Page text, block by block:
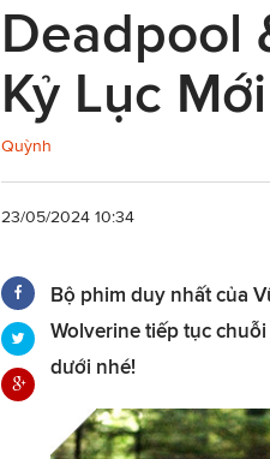
Deadpool
Kỷ Lục
Quỳnh
23/05/2024 10:34
Bộ phim duy nhất của
Wolverine tiếp tục
dưới nhé!